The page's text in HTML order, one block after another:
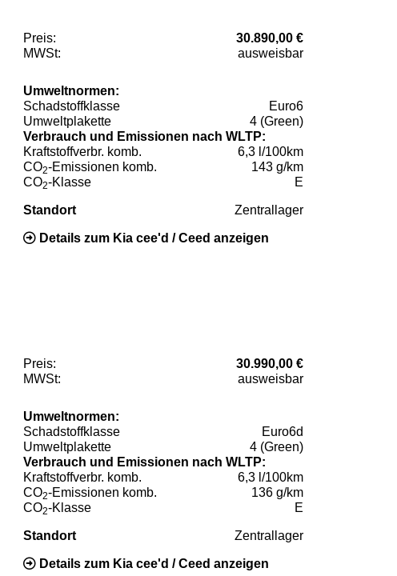
Preis:
30.890,00 €
MWSt:
ausweisbar
Umweltnormen:
Schadstoffklasse
Euro6
Umweltplakette
4 (Green)
Verbrauch und Emissionen nach WLTP:
Kraftstoffverbr. komb.
6,3 l/100km
CO2-Emissionen komb.
143 g/km
CO2-Klasse E
Standort Zentrallager
Details zum Kia cee'd / Ceed anzeigen
Preis:
30.990,00 €
MWSt:
ausweisbar
Umweltnormen:
Schadstoffklasse
Euro6d
Umweltplakette
4 (Green)
Verbrauch und Emissionen nach WLTP:
Kraftstoffverbr. komb.
6,3 l/100km
CO2-Emissionen komb.
136 g/km
CO2-Klasse E
Standort Zentrallager
Details zum Kia cee'd / Ceed anzeigen